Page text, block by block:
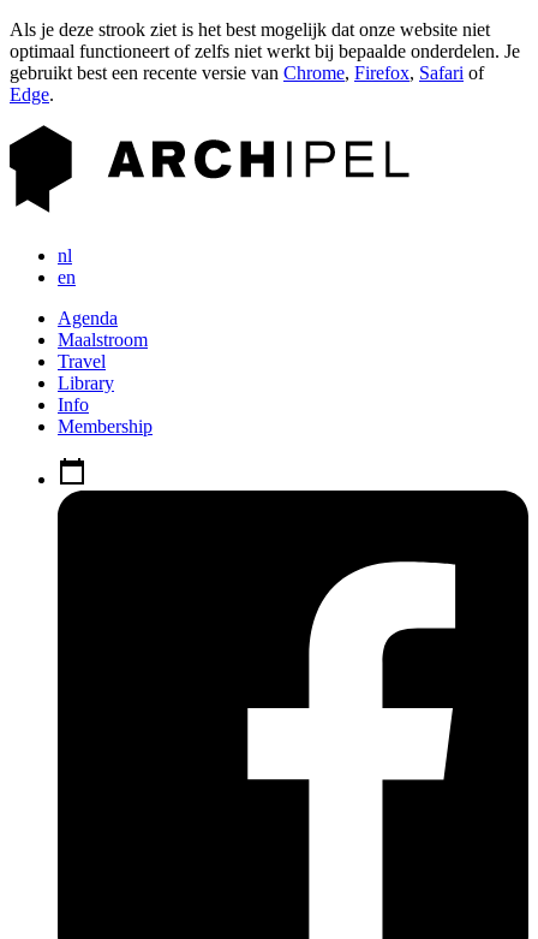
Als je deze strook ziet is het best mogelijk dat onze website niet
optimaal functioneert of zelfs niet werkt bij bepaalde onderdelen. Je
gebruikt best een recente versie van Chrome, Firefox, Safari of
Edge.
nl
en
Agenda
Maalstroom
Travel
Library
Info
Membership